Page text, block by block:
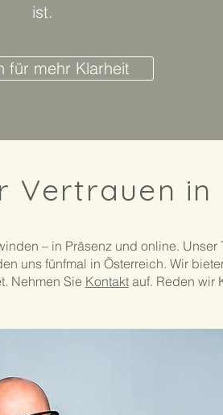
ist.
für mehr Klarheit
Vertrauen in
– in Präsenz und online. Unser
uns fünfmal in Österreich. Wir
Nehmen Sie Kontaktauf. Reden wir